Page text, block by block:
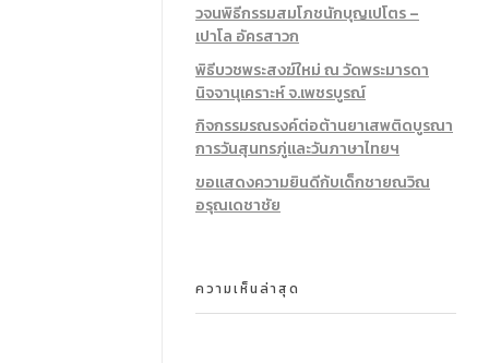
วจนพิธีกรรมสมโภชนักบุญเปโตร –
เปาโล อัครสาวก
พิธีบวชพระสงฆ์ใหม่ ณ วัดพระมารดา
นิจจานุเคราะห์ จ.เพชรบูรณ์
กิจกรรมรณรงค์ต่อต้านยาเสพติดบูรณา
การวันสุนทรภู่และวันภาษาไทยฯ
ขอแสดงความยินดีก้บเด็กชายณวิณ
อรุณเดชาชัย
ความเห็นล่าสุด